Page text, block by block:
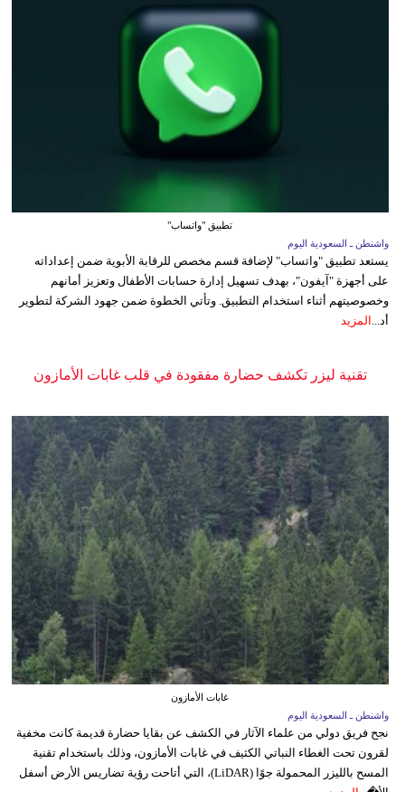
تطبيق "واتساب"
واشنطن ـ السعودية اليوم
يستعد تطبيق "واتساب" لإضافة قسم مخصص للرقابة الأبوية ضمن إعداداته
على أجهزة "آيفون"، بهدف تسهيل إدارة حسابات الأطفال وتعزيز أمانهم
وخصوصيتهم أثناء استخدام التطبيق. وتأتي الخطوة ضمن جهود الشركة لتطوير
أد... المزيد
تقنية ليزر تكشف حضارة مفقودة في قلب غابات الأمازون
غابات الأمازون
واشنطن ـ السعودية اليوم
نجح فريق دولي من علماء الآثار في الكشف عن بقايا حضارة قديمة كانت مخفية
لقرون تحت الغطاء النباتي الكثيف في غابات الأمازون، وذلك باستخدام تقنية
المسح بالليزر المحمولة جوًا (LiDAR)، التي أتاحت رؤية تضاريس الأرض أسفل